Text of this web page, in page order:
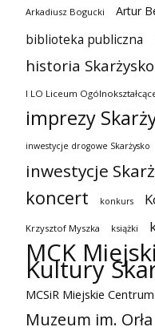
Arkadiusz Bogucki Artur
biblioteka publiczna
historia Skarżysko
I LO Liceum
imprezy
inwestycje drogowe Skarżysko
inwestycje
koncert konkurs
Krzysztof Myszka książki
MCK
Kultury
MCSiR Miejskie
Muzeum im.